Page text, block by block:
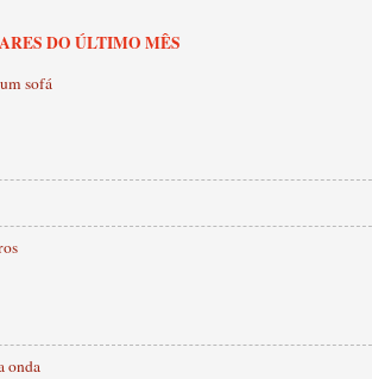
DO ÚLTIMO MÊS
sofá
onda